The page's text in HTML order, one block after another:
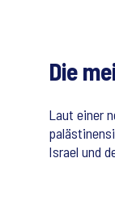
Die
Laut einer
Israel und